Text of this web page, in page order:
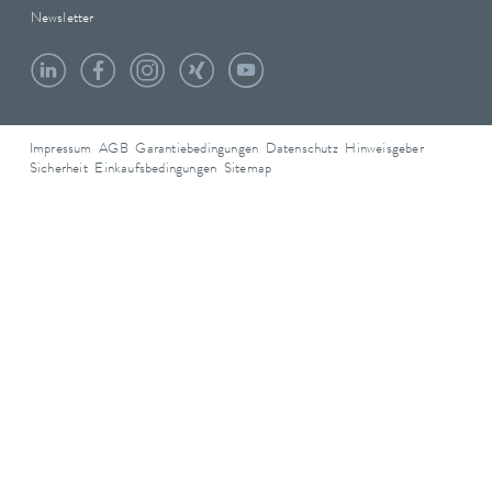
Newsletter
Impressum AGB Garantiebedingungen Datenschutz Hinweisgeber
Sicherheit Einkaufsbedingungen Sitemap